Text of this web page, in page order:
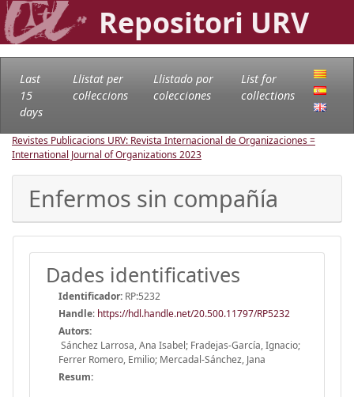
Repositori URV
Last
15
days
Llistat per
col·leccions
Llistado por
colecciones
List for
collections
Revistes Publicacions URV: Revista Internacional de Organizaciones =
International Journal of Organizations2023
Enfermos sin compañía
Dades identificatives
Identificador: RP:5232
Handle: https://hdl.handle.net/20.500.11797/RP5232
Autors:
Sánchez Larrosa, Ana Isabel; Fradejas-García, Ignacio;
Ferrer Romero, Emilio; Mercadal-Sánchez, Jana
Resum: